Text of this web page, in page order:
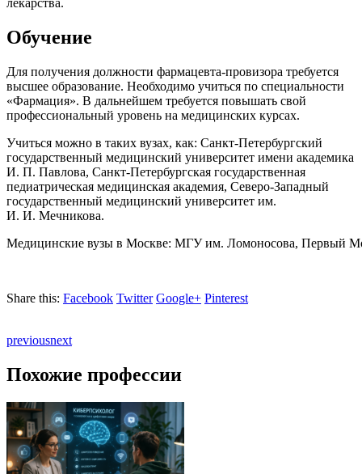
лекарства.
Обучение
Для получения должности фармацевта-провизора требуется
высшее образование. Необходимо учиться по специальности
«Фармация». В дальнейшем требуется повышать свой
профессиональный уровень на медицинских курсах.
Учиться можно в таких вузах, как: Санкт-Петербургский
государственный медицинский университет имени академика
И. П. Павлова, Санкт-Петербургская государственная
педиатрическая медицинская академия, Северо-Западный
государственный медицинский университет им.
И. И. Мечникова.
Медицинские вузы в Москве: МГУ им. Ломоносова, Первый
Share this: Facebook Twitter Google+ Pinterest
previousnext
Похожие профессии